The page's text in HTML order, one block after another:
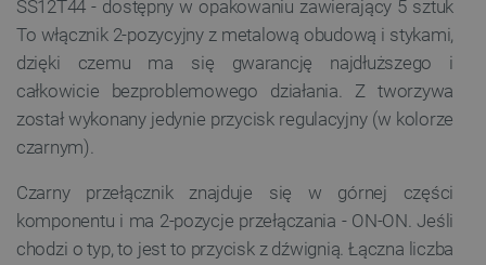
SS12T44 - dostępny w opakowaniu zawierający 5 sztuk
To włącznik 2-pozycyjny z metalową obudową i stykami,
dzięki czemu ma się gwarancję najdłuższego i
całkowicie bezproblemowego działania. Z tworzywa
został wykonany jedynie przycisk regulacyjny (w kolorze
czarnym).
Czarny przełącznik znajduje się w górnej części
komponentu i ma 2-pozycje przełączania - ON-ON. Jeśli
chodzi o typ, to jest to przycisk z dźwignią. Łączna liczba